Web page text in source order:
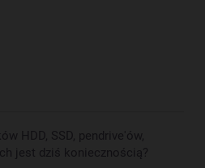
HDD, SSD, pendrive'ów,
jest dziś koniecznością?